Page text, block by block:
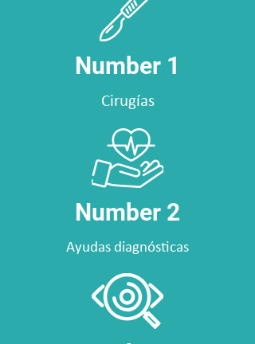
Number 1
Cirugías
Number 2
Ayudas diagnósticas